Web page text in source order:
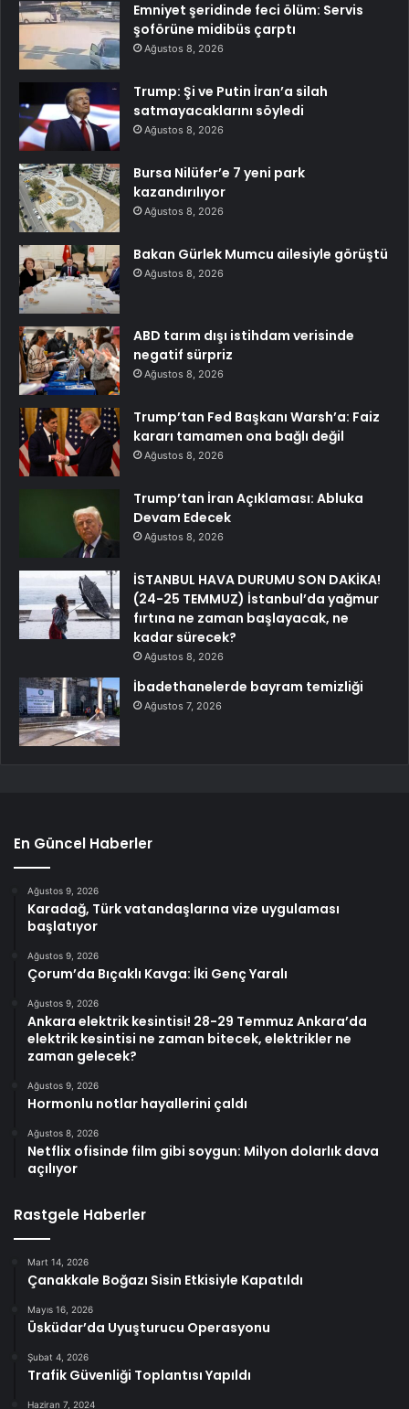
Emniyet şeridinde feci ölüm: Servis
şoförüne midibüs çarptı
Ağustos 8, 2026
Trump: Şi ve Putin İran’a silah
satmayacaklarını söyledi
Ağustos 8, 2026
Bursa Nilüfer’e 7 yeni park
kazandırılıyor
Ağustos 8, 2026
Bakan Gürlek Mumcu ailesiyle görüştü
Ağustos 8, 2026
ABD tarım dışı istihdam verisinde
negatif sürpriz
Ağustos 8, 2026
Trump’tan Fed Başkanı Warsh’a: Faiz
kararı tamamen ona bağlı değil
Ağustos 8, 2026
Trump’tan İran Açıklaması: Abluka
Devam Edecek
Ağustos 8, 2026
İSTANBUL HAVA DURUMU SON DAKİKA!
(24-25 TEMMUZ) İstanbul’da yağmur
fırtına ne zaman başlayacak, ne
kadar sürecek?
Ağustos 8, 2026
İbadethanelerde bayram temizliği
Ağustos 7, 2026
En Güncel Haberler
Ağustos 9, 2026
Karadağ, Türk vatandaşlarına vize uygulaması
başlatıyor
Ağustos 9, 2026
Çorum’da Bıçaklı Kavga: İki Genç Yaralı
Ağustos 9, 2026
Ankara elektrik kesintisi! 28-29 Temmuz Ankara’da
elektrik kesintisi ne zaman bitecek, elektrikler ne
zaman gelecek?
Ağustos 9, 2026
Hormonlu notlar hayallerini çaldı
Ağustos 8, 2026
Netflix ofisinde film gibi soygun: Milyon dolarlık dava
açılıyor
Rastgele Haberler
Mart 14, 2026
Çanakkale Boğazı Sisin Etkisiyle Kapatıldı
Mayıs 16, 2026
Üsküdar’da Uyuşturucu Operasyonu
Şubat 4, 2026
Trafik Güvenliği Toplantısı Yapıldı
Haziran 7, 2024